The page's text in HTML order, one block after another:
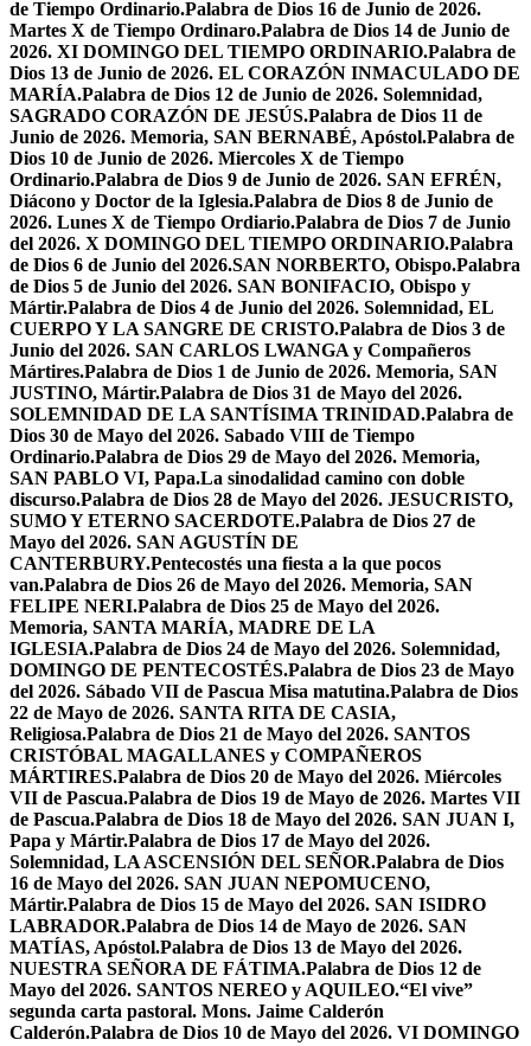
de Tiempo Ordinario.Palabra de Dios 16 de Junio de 2026.
Martes X de Tiempo Ordinaro.Palabra de Dios 14 de Junio de
2026. XI DOMINGO DEL TIEMPO ORDINARIO.Palabra de
Dios 13 de Junio de 2026. EL CORAZÓN INMACULADO DE
MARÍA.Palabra de Dios 12 de Junio de 2026. Solemnidad,
SAGRADO CORAZÓN DE JESÚS.Palabra de Dios 11 de
Junio de 2026. Memoria, SAN BERNABÉ, Apóstol.Palabra de
Dios 10 de Junio de 2026. Miercoles X de Tiempo
Ordinario.Palabra de Dios 9 de Junio de 2026. SAN EFRÉN,
Diácono y Doctor de la Iglesia.Palabra de Dios 8 de Junio de
2026. Lunes X de Tiempo Ordiario.Palabra de Dios 7 de Junio
del 2026. X DOMINGO DEL TIEMPO ORDINARIO.Palabra
de Dios 6 de Junio del 2026.SAN NORBERTO, Obispo.Palabra
de Dios 5 de Junio del 2026. SAN BONIFACIO, Obispo y
Mártir.Palabra de Dios 4 de Junio del 2026. Solemnidad, EL
CUERPO Y LA SANGRE DE CRISTO.Palabra de Dios 3 de
Junio del 2026. SAN CARLOS LWANGA y Compañeros
Mártires.Palabra de Dios 1 de Junio de 2026. Memoria, SAN
JUSTINO, Mártir.Palabra de Dios 31 de Mayo del 2026.
SOLEMNIDAD DE LA SANTÍSIMA TRINIDAD.Palabra de
Dios 30 de Mayo del 2026. Sabado VIII de Tiempo
Ordinario.Palabra de Dios 29 de Mayo del 2026. Memoria,
SAN PABLO VI, Papa.La sinodalidad camino con doble
discurso.Palabra de Dios 28 de Mayo del 2026. JESUCRISTO,
SUMO Y ETERNO SACERDOTE.Palabra de Dios 27 de
Mayo del 2026. SAN AGUSTÍN DE
CANTERBURY.Pentecostés una fiesta a la que pocos
van.Palabra de Dios 26 de Mayo del 2026. Memoria, SAN
FELIPE NERI.Palabra de Dios 25 de Mayo del 2026.
Memoria, SANTA MARÍA, MADRE DE LA
IGLESIA.Palabra de Dios 24 de Mayo del 2026. Solemnidad,
DOMINGO DE PENTECOSTÉS.Palabra de Dios 23 de Mayo
del 2026. Sábado VII de Pascua Misa matutina.Palabra de Dios
22 de Mayo de 2026. SANTA RITA DE CASIA,
Religiosa.Palabra de Dios 21 de Mayo del 2026. SANTOS
CRISTÓBAL MAGALLANES y COMPAÑEROS
MÁRTIRES.Palabra de Dios 20 de Mayo del 2026. Miércoles
VII de Pascua.Palabra de Dios 19 de Mayo de 2026. Martes VII
de Pascua.Palabra de Dios 18 de Mayo del 2026. SAN JUAN I,
Papa y Mártir.Palabra de Dios 17 de Mayo del 2026.
Solemnidad, LA ASCENSIÓN DEL SEÑOR.Palabra de Dios
16 de Mayo del 2026. SAN JUAN NEPOMUCENO,
Mártir.Palabra de Dios 15 de Mayo del 2026. SAN ISIDRO
LABRADOR.Palabra de Dios 14 de Mayo de 2026. SAN
MATÍAS, Apóstol.Palabra de Dios 13 de Mayo del 2026.
NUESTRA SEÑORA DE FÁTIMA.Palabra de Dios 12 de
Mayo del 2026. SANTOS NEREO y AQUILEO.“El vive”
segunda carta pastoral. Mons. Jaime Calderón
Calderón.Palabra de Dios 10 de Mayo del 2026. VI DOMINGO